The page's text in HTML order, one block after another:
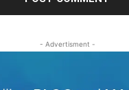
- Advertisment -